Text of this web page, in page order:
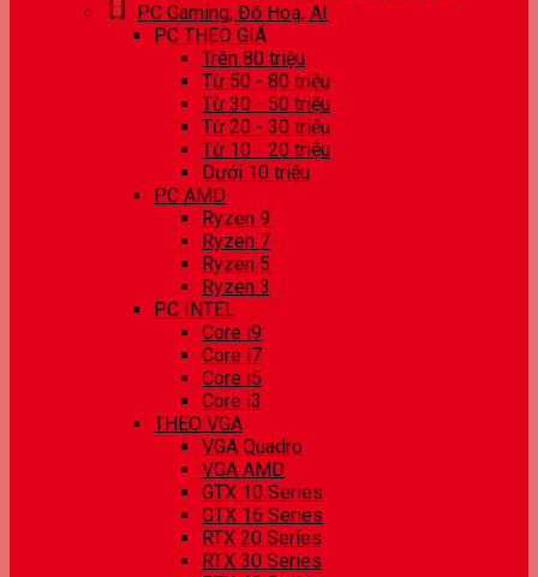
PC Gaming, Đồ Hoạ, AI
PC THEO GIÁ
Trên 80 triệu
Từ 50 - 80 triệu
Từ 30 - 50 triệu
Từ 20 - 30 triệu
Từ 10 - 20 triệu
Dưới 10 triệu
PC AMD
Ryzen 9
Ryzen 7
Ryzen 5
Ryzen 3
PC INTEL
Core i9
Core i7
Core i5
Core i3
THEO VGA
VGA Quadro
VGA AMD
GTX 10 Series
GTX 16 Series
RTX 20 Series
RTX 30 Series